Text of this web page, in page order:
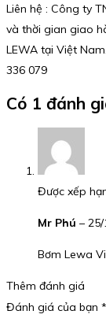
Liên hệ : Công ty
và thời gian giao
LEWA tại Việt
336 079
Có 1 đánh
Được xếp
Mr Phú –
Bơm Lewa
Thêm đánh giá
Đánh giá của bạn *